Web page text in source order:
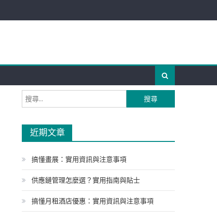
搜
尋
字:
近期文章
搞懂畫展：實用資訊與注意事項
供應鏈管理怎麼選？實用指南與貼士
搞懂月租酒店優惠：實用資訊與注意事項